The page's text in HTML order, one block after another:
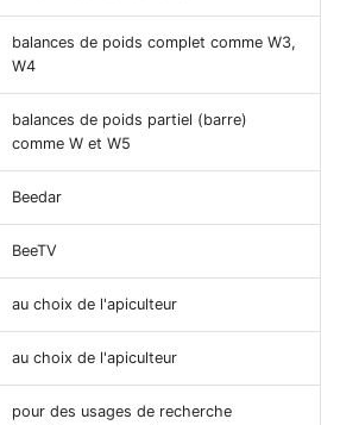
balances de poids complet comme W3,
W4
balances de poids partiel (barre)
comme W et W5
Beedar
BeeTV
au choix de l'apiculteur
au choix de l'apiculteur
pour des usages de recherche